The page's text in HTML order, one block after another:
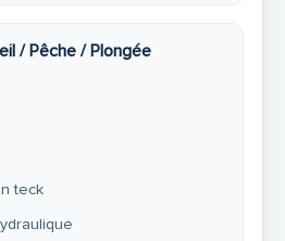
/ Pêche / Plongée
teck